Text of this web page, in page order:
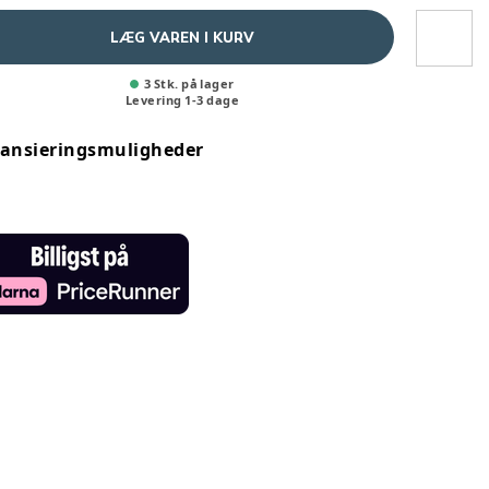
LÆG VAREN I KURV
3 Stk. på lager
Levering 1-3 dage